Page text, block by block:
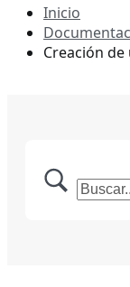
Inicio
Creación